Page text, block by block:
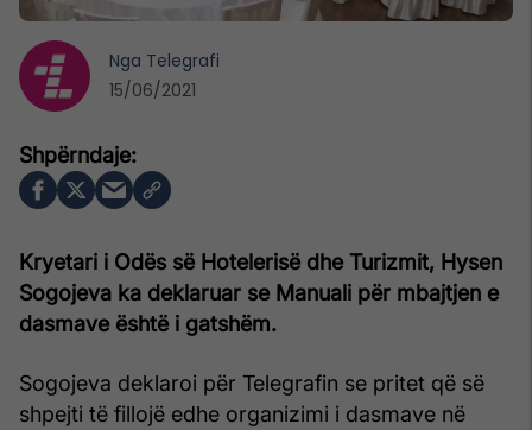
Kryetari i Odës së Hotelerisë dhe Turizmit, Hysen
Sogojeva ka deklaruar se Manuali për mbajtjen e
dasmave është i gatshëm.
Sogojeva deklaroi për Telegrafin se pritet që së
shpejti të fillojë edhe organizimi i dasmave në
Nga Telegrafi
15/06/2021